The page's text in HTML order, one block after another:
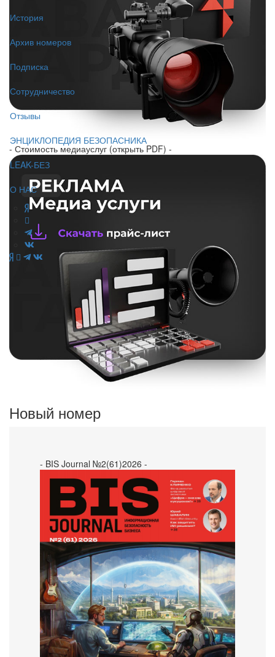
История
Архив номеров
Подписка
Сотрудничество
Отзывы
ЭНЦИКЛОПЕДИЯ БЕЗОПАСНИКА
LEAK-БЕЗ
О НАС
- Стоимость медиауслуг (открыть PDF) -
Новый номер
- BIS Journal №2(61)2026 -